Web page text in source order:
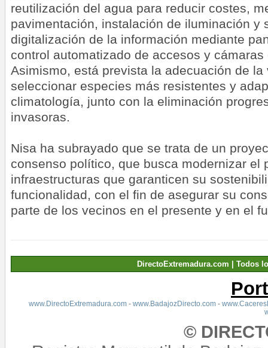
reutilización del agua para reducir costes,
pavimentación, instalación de iluminación y
digitalización de la información mediante
control automatizado de accesos y
Asimismo, está prevista la adecuación de la
seleccionar especies más resistentes y
climatología, junto con la eliminación
invasoras.
Nisa ha subrayado que se trata de un
consenso político, que busca modernizar el
infraestructuras que garanticen su
funcionalidad, con el fin de asegurar su
parte de los vecinos en el presente y en el
DirectoExtremadura.com | Todos
www.DirectoExtremadura.com- www.BadajozDirecto.com-
©